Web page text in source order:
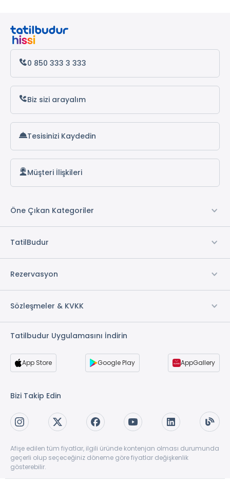
Antalya Otelleri
Alanya Otelleri
0 850 333 3 333
Biz sizi arayalım
Tesisinizi Kaydedin
Müşteri İlişkileri
Öne Çıkan Kategoriler
TatilBudur
Rezervasyon
Sözleşmeler & KVKK
Tatilbudur Uygulamasını İndirin
App Store Google Play AppGallery
Bizi Takip Edin
Afişe edilen tüm fiyatlar, ilgili üründe kontenjan olması durumunda
geçerli olup seçeceğiniz döneme göre fiyatlar değişkenlik
gösterebilir.